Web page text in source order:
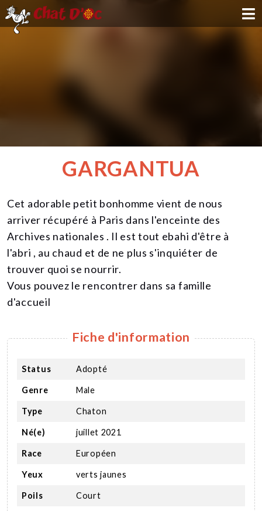
NOUS SOUTENIR
CONTACT
GARGANTUA
Cet adorable petit bonhomme vient de nous
arriver récupéré à Paris dans l'enceinte des
Archives nationales . Il est tout ebahi d'être à
l'abri , au chaud et de ne plus s'inquiéter de
trouver quoi se nourrir.
Vous pouvez le rencontrer dans sa famille
d'accueil
Fiche d'information
Status Adopté
Genre Male
Type Chaton
Né(e) juillet 2021
Race Européen
Yeux verts jaunes
Poils Court